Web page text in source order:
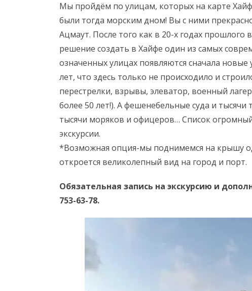
Мы пройдём по улицам, которых на карте
были тогда морским дном! Вы с ними
Ацмаут. После того как в 20-х годах прошлого
решение создать в Хайфе один из самых
означенных улицах появляются сначала
лет, что здесь только не происходило и
перестрелки, взрывы, элеватор, военный
более 50 лет!). А фешенебельные суда и
тысячи моряков и офицеров… Список
экскурсии.
*Возможная опция-мы поднимемся на крышу
откроется великолепный вид на город и порт.
Обязательная запись на экскурсию и
753-63-78.